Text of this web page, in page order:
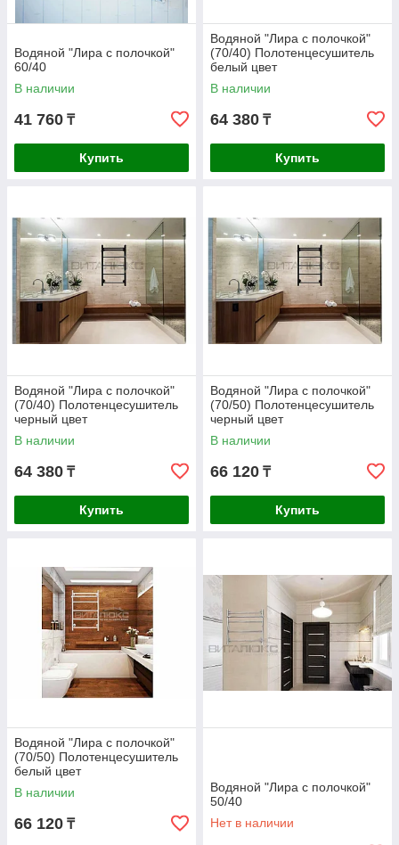
Водяной "Лира с полочкой"
60/40
В наличии
41 760 ₸
Купить
Водяной "Лира с полочкой"
(70/40) Полотенцесушитель
белый цвет
В наличии
64 380 ₸
Купить
Водяной "Лира с полочкой"
(70/40) Полотенцесушитель
черный цвет
В наличии
64 380 ₸
Купить
Водяной "Лира с полочкой"
(70/50) Полотенцесушитель
черный цвет
В наличии
66 120 ₸
Купить
Водяной "Лира с полочкой"
(70/50) Полотенцесушитель
белый цвет
В наличии
66 120 ₸
Водяной "Лира с полочкой"
50/40
Нет в наличии